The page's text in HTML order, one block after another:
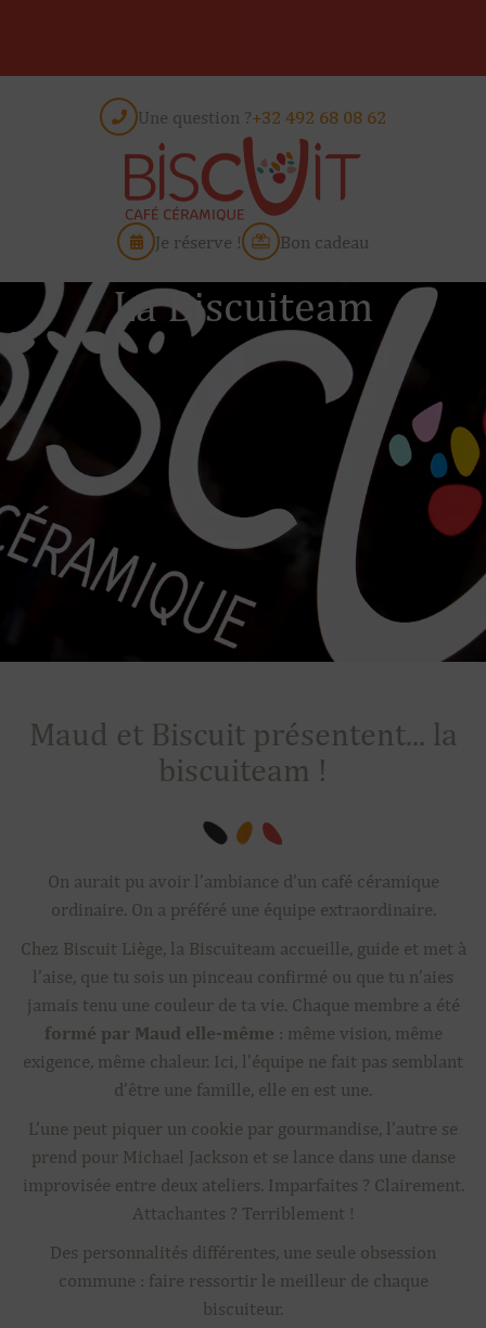
Une question ?+32 492 68 08 62
Je réserve ! Bon cadeau
La Biscuiteam
Maud et Biscuit présentent... la
biscuiteam !
On aurait pu avoir l’ambiance d’un café céramique
ordinaire. On a préféré une équipe extraordinaire.
Chez Biscuit Liège, la Biscuiteam accueille, guide et met à
l’aise, que tu sois un pinceau confirmé ou que tu n’aies
jamais tenu une couleur de ta vie. Chaque membre a été
formé par Maud elle-même : même vision, même
exigence, même chaleur. Ici, l’équipe ne fait pas semblant
d’être une famille, elle en est une.
L’une peut piquer un cookie par gourmandise, l’autre se
prend pour Michael Jackson et se lance dans une danse
improvisée entre deux ateliers. Imparfaites ? Clairement.
Attachantes ? Terriblement !
Des personnalités différentes, une seule obsession
commune : faire ressortir le meilleur de chaque
biscuiteur.